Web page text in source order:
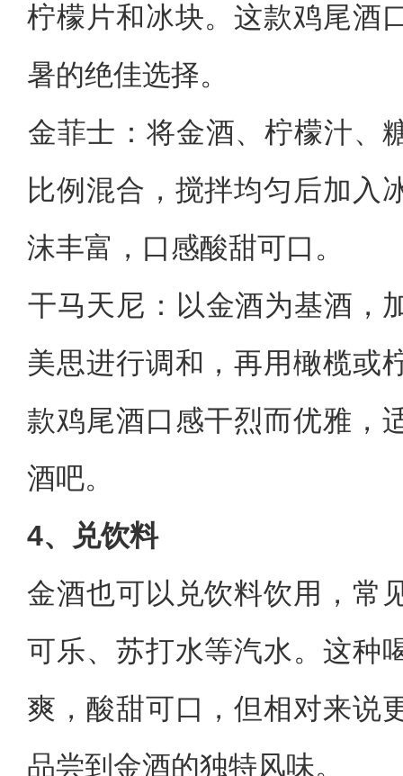
柠檬片和冰块。这款鸡尾酒
暑的绝佳选择。‌
金菲士‌：将金酒、柠檬汁、
比例混合，搅拌均匀后加入
沫丰富，口感酸甜可口。
干马天尼‌：以金酒为基酒，
美思进行调和，再用橄榄或
款鸡尾酒口感干烈而优雅，
酒吧。
4、兑饮料
金酒也可以兑饮料饮用，常
可乐、苏打水等汽水。这种
爽，酸甜可口，但相对来说
品尝到金酒的独特风味。